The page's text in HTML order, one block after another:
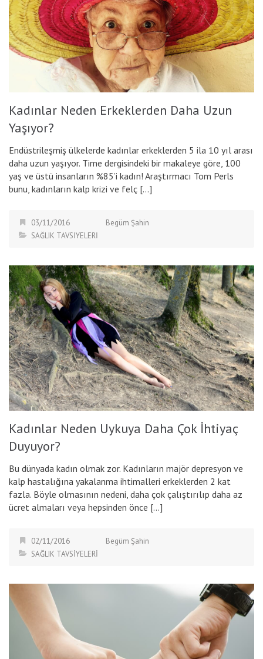
Kadınlar Neden Erkeklerden Daha Uzun
Yaşıyor?
Endüstrileşmiş ülkelerde kadınlar erkeklerden 5 ila 10 yıl arası
daha uzun yaşıyor. Time dergisindeki bir makaleye göre, 100
yaş ve üstü insanların %85’i kadın! Araştırmacı Tom Perls
bunu, kadınların kalp krizi ve felç […]
03/11/2016
Begüm Şahin
SAĞLIK TAVSİYELERİ
Kadınlar Neden Uykuya Daha Çok İhtiyaç
Duyuyor?
Bu dünyada kadın olmak zor. Kadınların majör depresyon ve
kalp hastalığına yakalanma ihtimalleri erkeklerden 2 kat
fazla. Böyle olmasının nedeni, daha çok çalıştırılıp daha az
ücret almaları veya hepsinden önce […]
02/11/2016
Begüm Şahin
SAĞLIK TAVSİYELERİ